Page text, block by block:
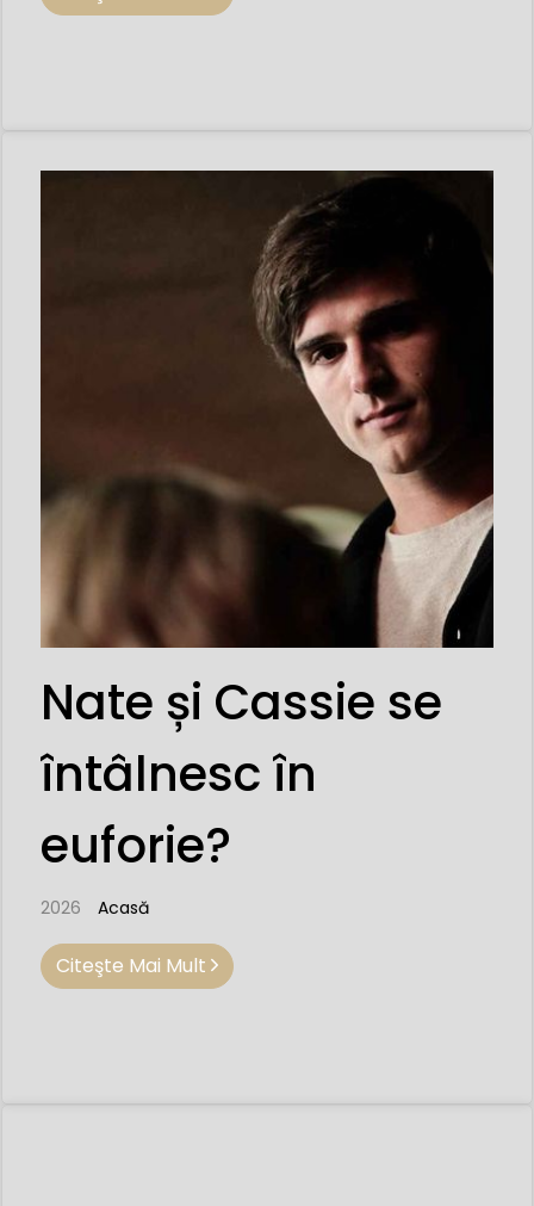
Nate și Cassie se
întâlnesc în
euforie?
2026 Acasă
Citeşte Mai Mult